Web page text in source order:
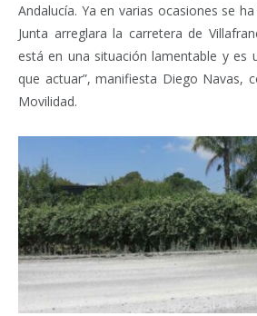
Andalucía. Ya en varias ocasiones se
Junta arreglara la carretera de
está en una situación lamentable y es
que actuar”, manifiesta Diego Navas,
Movilidad.